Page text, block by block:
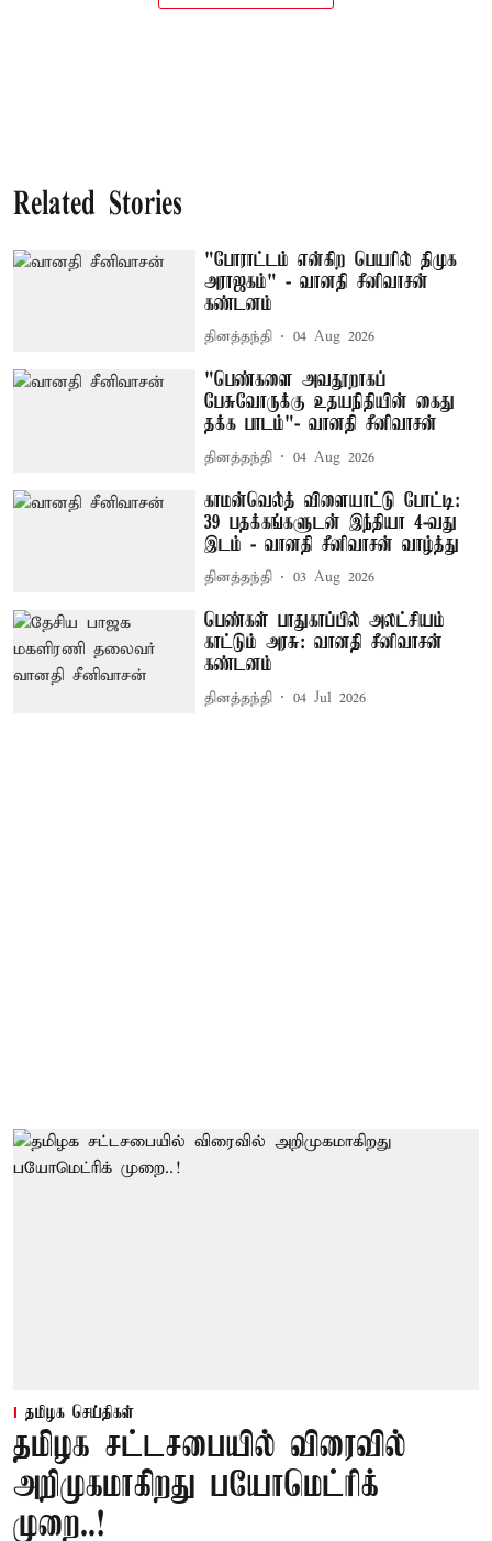
Related Stories
"போராட்டம் என்கிற பெயரில் திமுக
அராஜகம்" - வானதி சீனிவாசன்
கண்டனம்
தினத்தந்தி 04 Aug 2026
"பெண்களை அவதூறாகப்
பேசுவோருக்கு உதயநிதியின் கைது
தக்க பாடம்"- வானதி சீனிவாசன்
தினத்தந்தி 04 Aug 2026
காமன்வெல்த் விளையாட்டு போட்டி:
39 பதக்கங்களுடன் இந்தியா 4-வது
இடம் - வானதி சீனிவாசன் வாழ்த்து
தினத்தந்தி 03 Aug 2026
பெண்கள் பாதுகாப்பில் அலட்சியம்
காட்டும் அரசு: வானதி சீனிவாசன்
கண்டனம்
தினத்தந்தி 04 Jul 2026
தமிழக செய்திகள்
தமிழக சட்டசபையில் விரைவில்
அறிமுகமாகிறது பயோமெட்ரிக்
முறை..!